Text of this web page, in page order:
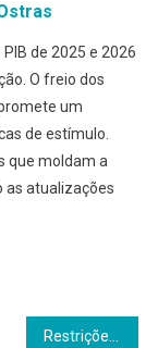
de 2025 e 2026
O freio dos
um
de estímulo.
que moldam a
as atualizações